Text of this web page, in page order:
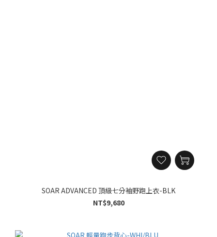
SOAR ADVANCED 頂級七分袖野跑上衣-BLK
NT$9,680